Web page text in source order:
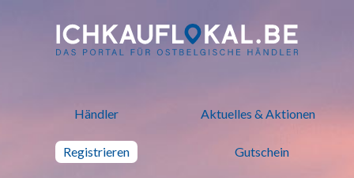
ich kauf lokal - Bei lokalen
Händler Aktuelles & Aktionen
Registrieren Gutschein